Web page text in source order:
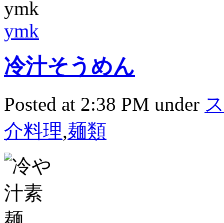
ymk
冷汁そうめん
Posted at 2:38 PM under
介料理,麺類